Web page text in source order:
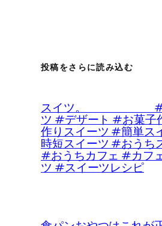
投稿をさらに読み込む
スイツ。 #ス
ツ #デザート #お菓子
作りスイーツ #簡単ス
時短スイーツ #おうち
#おうちカフェ #カフ
ツ #スイーツレシピ